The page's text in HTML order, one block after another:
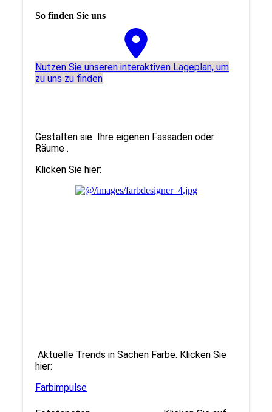
So finden Sie uns
Nutzen Sie unseren interaktiven La­ge­plan, um
zu uns zu finden
Gestalten sie Ihre eigenen Fassaden oder
Räume .
Klicken Sie hier:
Aktuelle Trends in Sachen Farbe. Klicken Sie
hier:
Farbimpulse